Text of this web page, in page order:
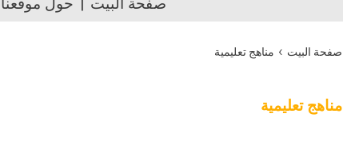
صفحة البيت › مناهج تعليمية
مناهج تعليمية